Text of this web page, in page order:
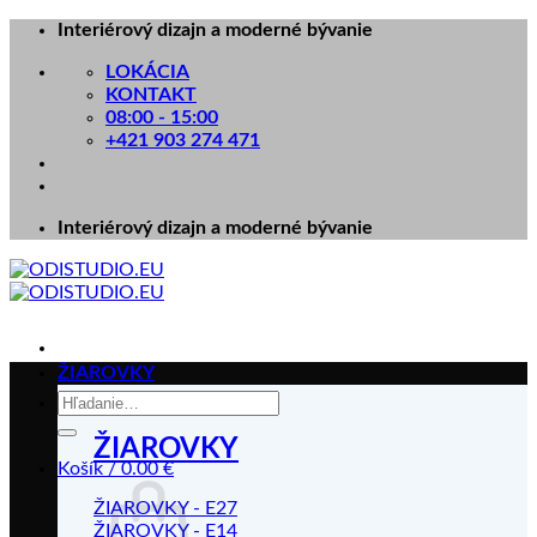
Skip
content
Interiérový dizajn a moderné bývanie
LOKÁCIA
KONTAKT
08:00 - 15:00
+421 903 274 471
Interiérový dizajn a moderné bývanie
Hľadať:
Košík /0.00€
ŽIAROVKY
ŽIAROVKY
ŽIAROVKY - E27
ŽIAROVKY - E14